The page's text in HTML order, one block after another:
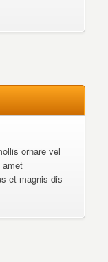
ornare vel
amet
et magnis dis